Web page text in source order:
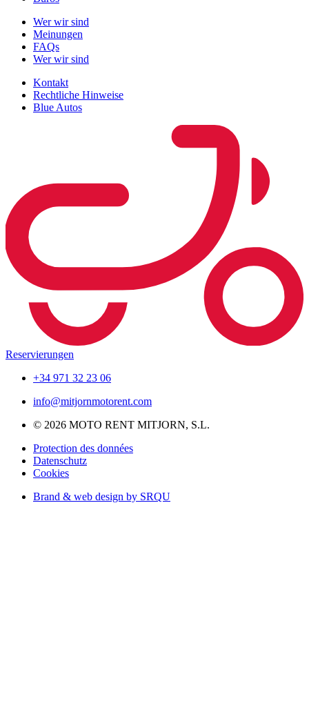
Wer wir sind
Meinungen
FAQs
Wer wir sind
Kontakt
Rechtliche Hinweise
Blue Autos
Reservierungen
+34 971 32 23 06
info@mitjornmotorent.com
© 2026 MOTO RENT MITJORN, S.L.
Protection des données
Datenschutz
Cookies
Brand & web design by SRQU